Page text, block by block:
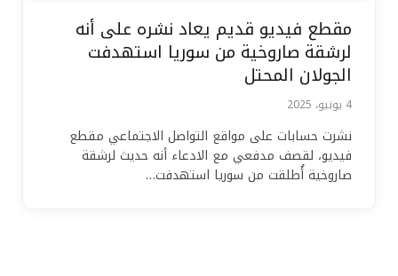
مقطع فيديو قديم يعاد نشره على أنه
لرشقة صاروخية من سوريا استهدفت
الجولان المحتل
4 يونيو، 2025
نشرت حسابات على مواقع التواصل الاجتماعي مقطع
فيديو، لقصف مدفعي مع الادعاء أنه حديث لرشقة
صاروخية أُطلقت من سوريا استهدفت…